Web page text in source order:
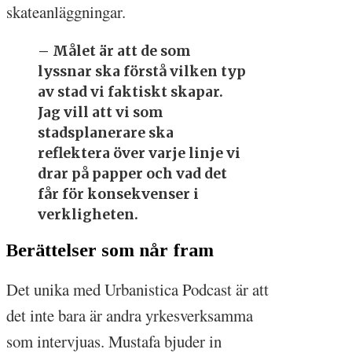
skateanläggningar.
– Målet är att de som
lyssnar ska förstå vilken typ
av stad vi faktiskt skapar.
Jag vill att vi som
stadsplanerare ska
reflektera över varje linje vi
drar på papper och vad det
får för konsekvenser i
verkligheten.
Berättelser som når fram
Det unika med Urbanistica Podcast är att
det inte bara är andra yrkesverksamma
som intervjuas. Mustafa bjuder in